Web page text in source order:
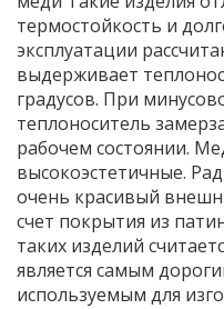
термостойкость и
эксплуатации
выдерживает
градусов. При
теплоноситель
рабочем состоянии.
высокоэстетичные.
очень красивый
счет покрытия из
таких изделий
является самым
используемым для